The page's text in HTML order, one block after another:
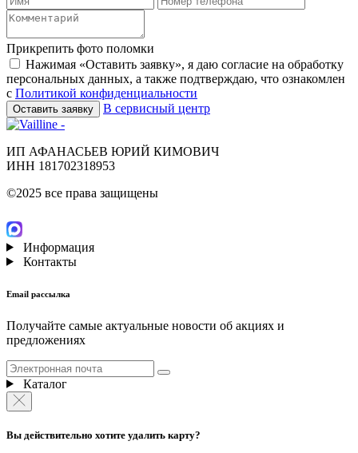
Прикрепить фото поломки
Нажимая «Оставить заявку», я даю согласие на обработку
персональных данных, а также подтверждаю, что ознакомлен
с Политикой конфиденциальности
Оставить заявку В сервисный центр
ИП АФАНАСЬЕВ ЮРИЙ КИМОВИЧ
ИНН 181702318953
©2025 все права защищены
Информация
Контакты
Email рассылка
Получайте самые актуальные новости об акциях и
предложениях
Каталог
Вы действительно хотите удалить карту?